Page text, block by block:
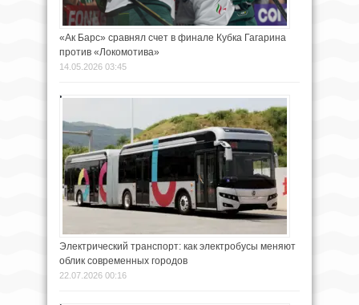
«Ак Барс» сравнял счет в финале Кубка Гагарина
против «Локомотива»
14.05.2026 03:45
Электрический транспорт: как электробусы меняют
облик современных городов
22.07.2026 00:16